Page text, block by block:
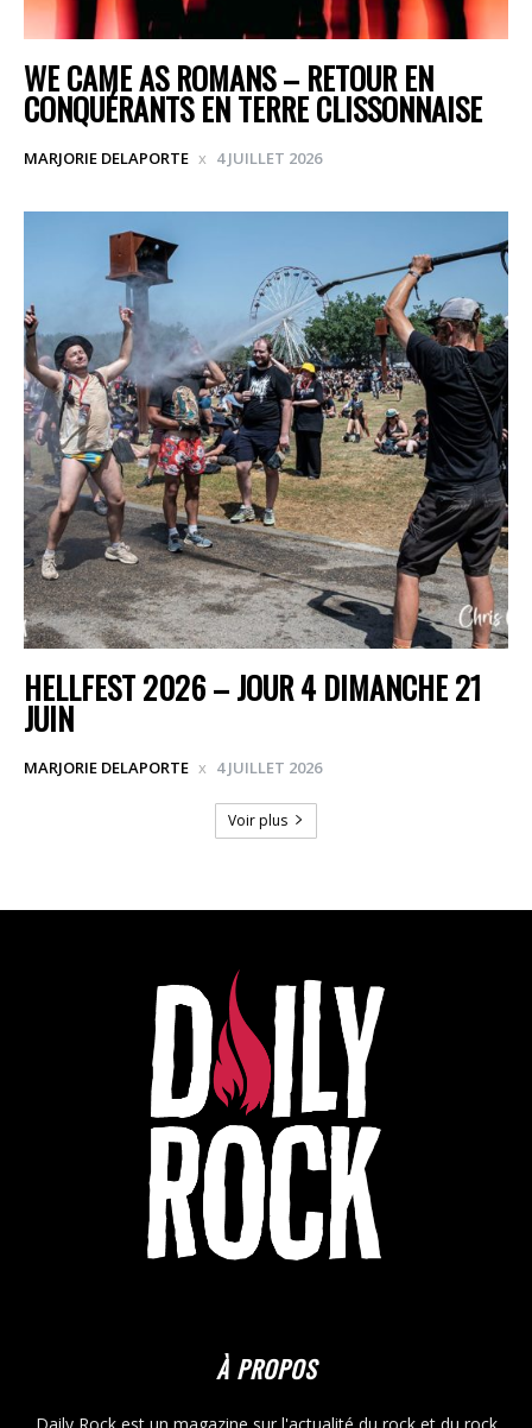
WE CAME AS ROMANS – RETOUR EN
CONQUÉRANTS EN TERRE CLISSONNAISE
MARJORIE DELAPORTE 4 JUILLET 2026
HELLFEST 2026 – JOUR 4 DIMANCHE 21
JUIN
MARJORIE DELAPORTE 4 JUILLET 2026
Voir plus
À PROPOS